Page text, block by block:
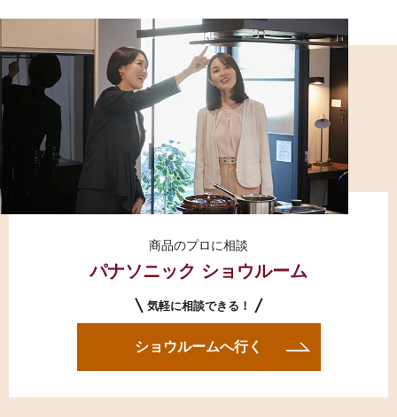
商品のプロに相談
パナソニック ショウルーム
気軽に相談できる！
ショウルームへ行く